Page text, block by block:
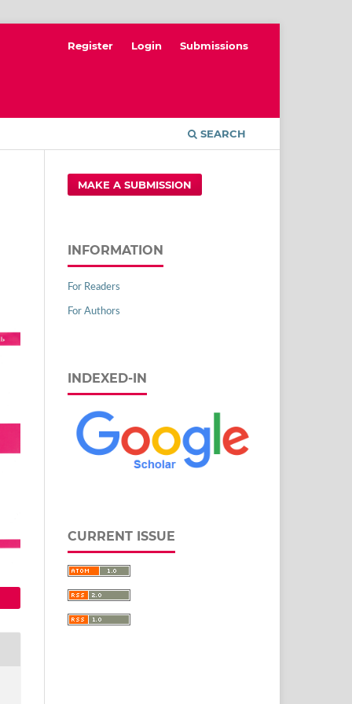
SEARCH
Register Login Submissions
MAKE A SUBMISSION
INFORMATION
For Readers
For Authors
INDEXED-IN
CURRENT ISSUE